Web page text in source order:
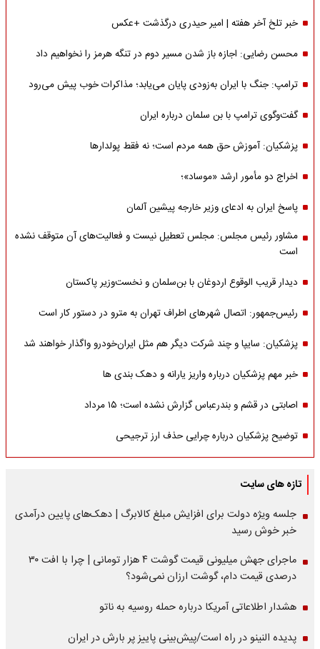
خبر تلخ آخر هفته | امیر حیدری درگذشت +عکس
محسن رضایی: اجازه باز شدن مسیر دوم در تنگه هرمز را نخواهیم داد
ترامپ: جنگ با ایران به‌زودی پایان می‌یابد؛ مذاکرات خوب پیش می‌رود
گفت‌وگوی ترامپ با بن سلمان درباره ایران
پزشکیان: آموزش حق همه مردم است؛ نه فقط پولدارها
اخراج دو مأمور ارشد «موساد»؛
پاسخ ایران به ادعای وزیر خارجه پیشین آلمان
مشاور رئیس مجلس: مجلس تعطیل نیست و فعالیت‌های آن متوقف نشده
است
دیدار قریب الوقوع اردوغان با بن‌سلمان و نخست‌وزیر پاکستان
رئیس‌جمهور: اتصال شهرهای اطراف تهران به مترو در دستور کار است
پزشکیان: سایپا و چند شرکت دیگر هم مثل ایران‌خودرو واگذار خواهند شد
خبر مهم پزشکیان درباره واریز یارانه و دهک بندی ها
اصابتی در قشم و بندرعباس گزارش نشده است؛ ۱۵ مرداد
توضیح پزشکیان درباره چرایی حذف ارز ترجیحی
تازه های سایت
جلسه ویژه دولت برای افزایش مبلغ کالابرگ | دهک‌های پایین درآمدی
خبر خوش رسید
ماجرای جهش میلیونی قیمت گوشت ۴ هزار تومانی | چرا با افت ۳۰
درصدی قیمت دام، گوشت ارزان نمی‌شود؟
هشدار اطلاعاتی آمریکا درباره حمله روسیه به ناتو
پدیده النینو در راه است/پیش‌بینی پاییز پر بارش در ایران